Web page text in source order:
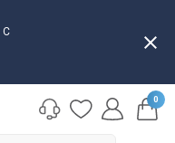
С close
0